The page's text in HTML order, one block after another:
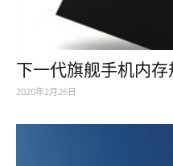
下一代旗舰手机内存
2020年2月26日